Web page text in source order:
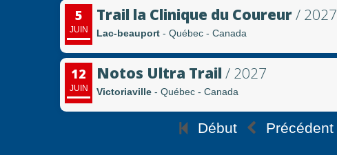
5
JUIN
Trail la Clinique du Coureur/ 2027
Lac-beauport - Québec - Canada
12
JUIN
Notos Ultra Trail / 2027
Victoriaville - Québec - Canada
Début Précédent